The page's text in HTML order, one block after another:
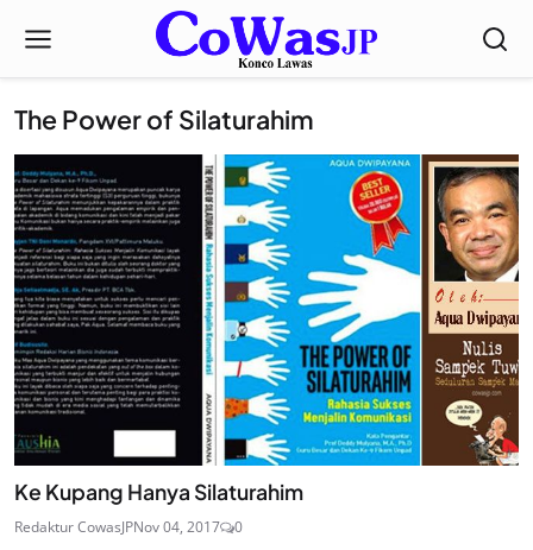
The Power of Silaturahim
Ke Kupang Hanya Silaturahim
Redaktur CowasJPNov 04, 2017 0